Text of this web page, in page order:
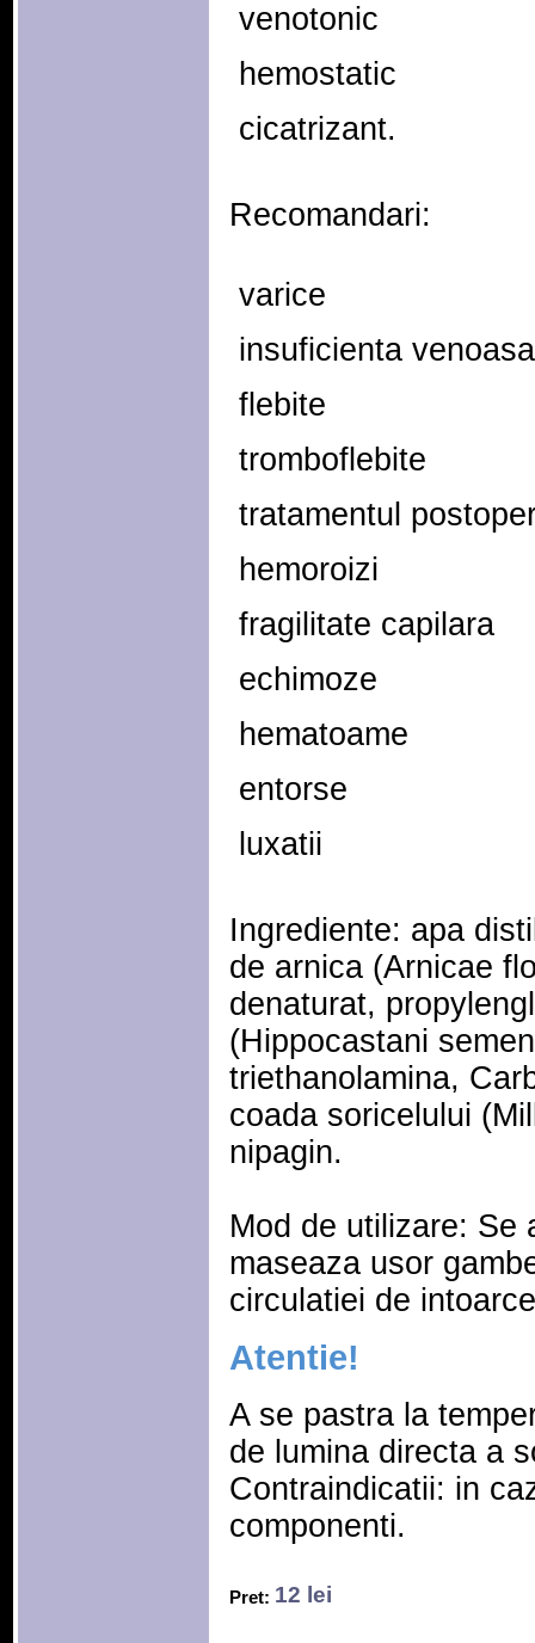
 venotonic
 hemostatic
 cicatrizant.
Recomandari:
 varice
 insuficienta
 flebite
 tromboflebite
 tratamentul
 hemoroizi
 fragilitate capilara
 echimoze
 hematoame
 entorse
 luxatii
Ingrediente: apa
de arnica (Arnicae
denaturat,
(Hippocastani
triethanolamina,
coada soricelului
nipagin.
Mod de utilizare: Se
maseaza usor
circulatiei de
Atentie!
A se pastra la
de lumina directa a
Contraindicatii: in
componenti.
Pret: 12 lei